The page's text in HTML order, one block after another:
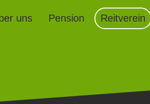
uns Pension Reitverein